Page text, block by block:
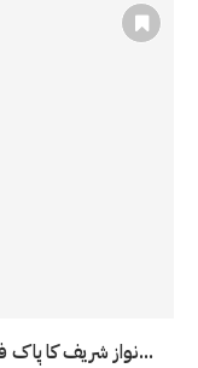
نواز شریف کا پاک فوج کے آپریشن عزم پاکستان کی حمایت کا...